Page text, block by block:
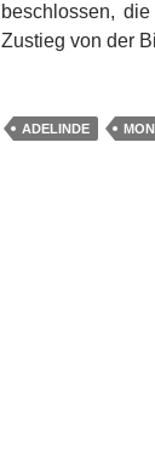
beschlossen,
Zustieg von der
ADELINDE